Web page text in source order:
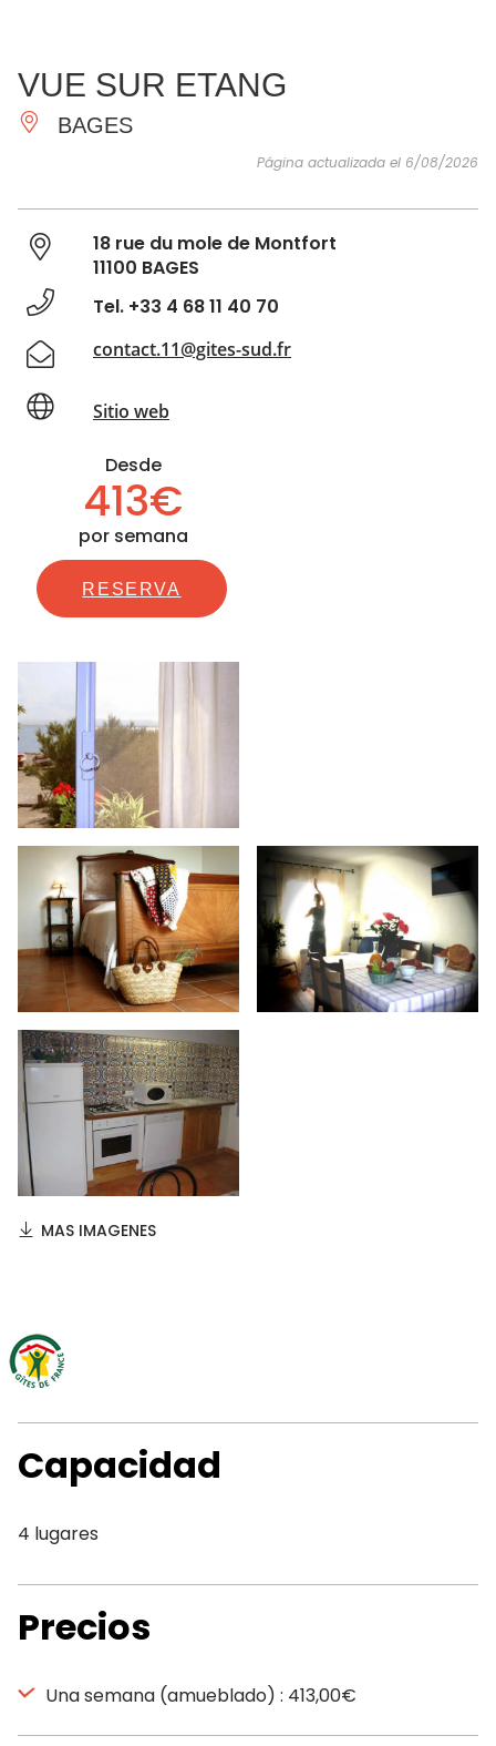
IMPRESCINDIBLES
HACER
VUE SUR ETANG
BAGES
Página actualizada el 6/08/2026
18 rue du mole de Montfort
11100 BAGES
Tel. +33 4 68 11 40 70
contact.11@gites-sud.fr
Sitio web
Desde
413€
por semana
RESERVA
MAS IMAGENES
Capacidad
4 lugares
Precios
Una semana (amueblado) : 413,00€